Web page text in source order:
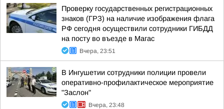
Проверку государственных регистрационных
знаков (ГРЗ) на наличие изображения флага
РФ сегодня осуществили сотрудники ГИБДД
на посту во въезде в Магас
Вчера, 23:51
В Ингушетии сотрудники полиции провели
оперативно-профилактическое мероприятие
"Заслон"
Вчера, 23:48